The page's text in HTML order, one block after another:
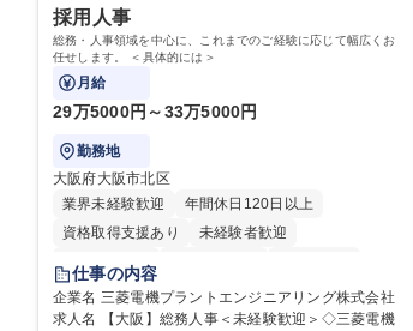
採用人事
総務・人事領域を中心に、これまでのご経験に応じて幅広くお
任せします。 ＜具体的には＞
月給
29万5000円～33万5000円
勤務地
大阪府大阪市北区
業界未経験歓迎
年間休日120日以上
資格取得支援あり
未経験者歓迎
住宅手当あり
退職金あり
在宅OK
賞与あり
完全週休2日制
交通費支給
駅近5分以内
仕事の内容
企業名 三菱電機プラントエンジニアリング株式会社
求人名 【大阪】総務人事＜未経験歓迎＞◇三菱電機